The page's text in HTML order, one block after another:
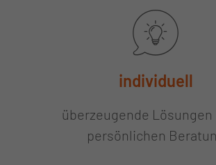
individuell
überzeugende Lösungen
persönlichen